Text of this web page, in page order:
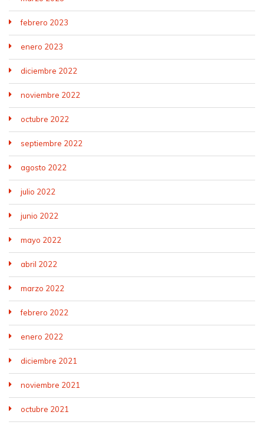
febrero 2023
enero 2023
diciembre 2022
noviembre 2022
octubre 2022
septiembre 2022
agosto 2022
julio 2022
junio 2022
mayo 2022
abril 2022
marzo 2022
febrero 2022
enero 2022
diciembre 2021
noviembre 2021
octubre 2021